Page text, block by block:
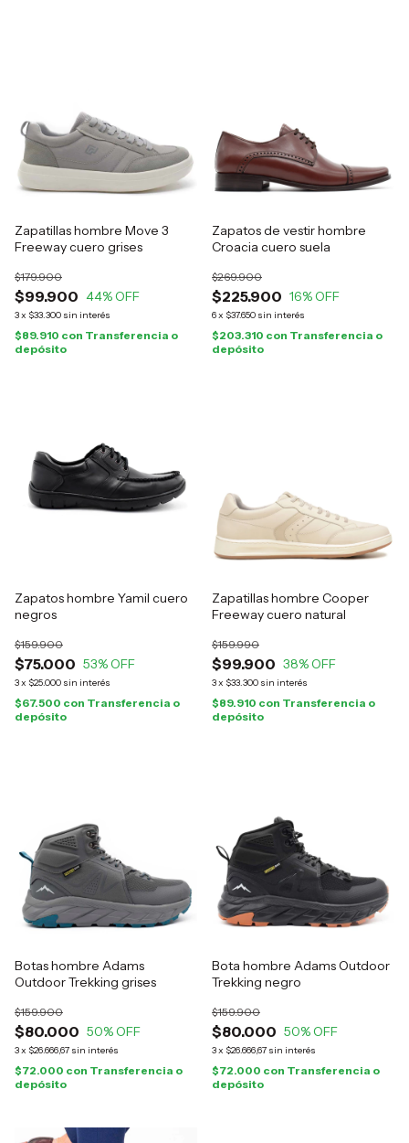
Zapatillas hombre Move 3
Freeway cuero grises
$99.900
$179.900
44% OFF
3x $33.300 sin interés
$89.910 con Transferencia o
depósito
Zapatos de vestir hombre
Croacia cuero suela
$225.900
$269.900
16% OFF
6x $37.650 sin interés
$203.310 con Transferencia o
depósito
Zapatos hombre Yamil cuero
negros
$75.000
$159.900
53% OFF
3x $25.000 sin interés
$67.500 con Transferencia o
depósito
Zapatillas hombre Cooper
Freeway cuero natural
$99.900
$159.990
38% OFF
3x $33.300 sin interés
$89.910 con Transferencia o
depósito
Botas hombre Adams
Outdoor Trekking grises
$80.000
$159.900
50% OFF
3x $26.666,67 sin interés
$72.000 con Transferencia o
depósito
Bota hombre Adams Outdoor
Trekking negro
$80.000
$159.900
50% OFF
3x $26.666,67 sin interés
$72.000 con Transferencia o
depósito